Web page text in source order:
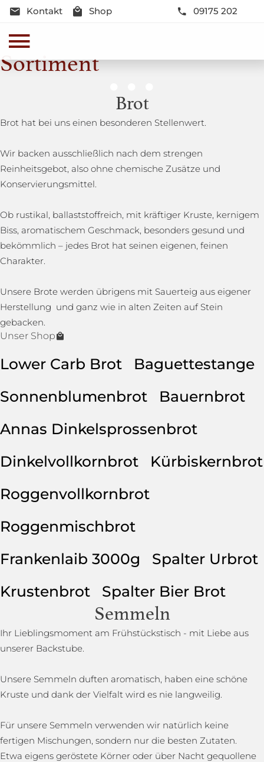
Kontakt Shop 09175 202
Sortiment
Genussmomente
Herzhaft oder süß - Beste Qualität und Frische sind
Brot
Brot hat bei uns einen besonderen Stellenwert.
Wir backen ausschließlich nach dem strengen
Reinheitsgebot, also ohne chemische Zusätze und
Konservierungsmittel.
Ob rustikal, ballaststoffreich, mit kräftiger Kruste, kernigem
Biss, aromatischem Geschmack, besonders gesund und
bekömmlich – jedes Brot hat seinen eigenen, feinen
Charakter.
Unsere Brote werden übrigens mit Sauerteig aus eigener
Herstellung und ganz wie in alten Zeiten auf Stein
gebacken.
Unser Shop
Lower Carb Brot
Baguettestange
Sonnenblumenbrot
Bauernbrot
Annas Dinkelsprossenbrot
Dinkelvollkornbrot
Kürbiskernbrot
Roggenvollkornbrot
Roggenmischbrot
Frankenlaib 3000g
Spalter Urbrot
Krustenbrot
Spalter Bier Brot
Semmeln
Ihr Lieblingsmoment am Frühstückstisch - mit Liebe aus
unserer Backstube.
Unsere Semmeln duften aromatisch, haben eine schöne
Kruste und dank der Vielfalt wird es nie langweilig.
Für unsere Semmeln verwenden wir natürlich keine
fertigen Mischungen, sondern nur die besten Zutaten.
Etwa eigens geröstete Körner oder über Nacht gequollene